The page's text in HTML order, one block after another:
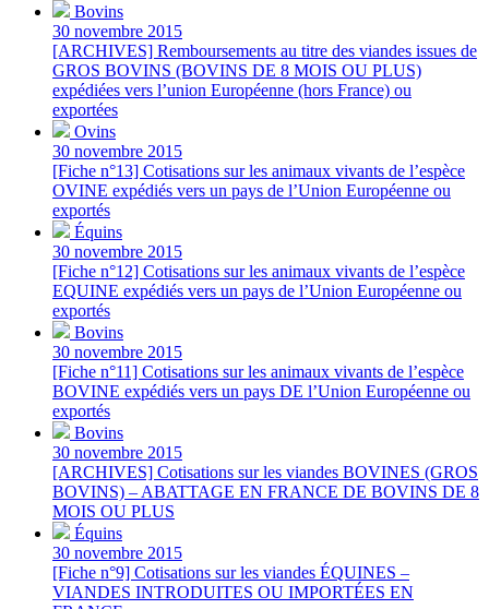
Bovins
30 novembre 2015
[ARCHIVES] Remboursements au titre des viandes issues de
GROS BOVINS (BOVINS DE 8 MOIS OU PLUS)
expédiées vers l’union Européenne (hors France) ou
exportées
Ovins
30 novembre 2015
[Fiche n°13] Cotisations sur les animaux vivants de l’espèce
OVINE expédiés vers un pays de l’Union Européenne ou
exportés
Équins
30 novembre 2015
[Fiche n°12] Cotisations sur les animaux vivants de l’espèce
EQUINE expédiés vers un pays de l’Union Européenne ou
exportés
Bovins
30 novembre 2015
[Fiche n°11] Cotisations sur les animaux vivants de l’espèce
BOVINE expédiés vers un pays DE l’Union Européenne ou
exportés
Bovins
30 novembre 2015
[ARCHIVES] Cotisations sur les viandes BOVINES (GROS
BOVINS) – ABATTAGE EN FRANCE DE BOVINS DE 8
MOIS OU PLUS
Équins
30 novembre 2015
[Fiche n°9] Cotisations sur les viandes ÉQUINES –
VIANDES INTRODUITES OU IMPORTÉES EN